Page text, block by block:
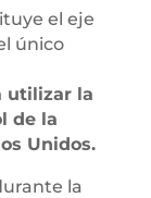
el eje
único
utilizar la
de la
Unidos.
la